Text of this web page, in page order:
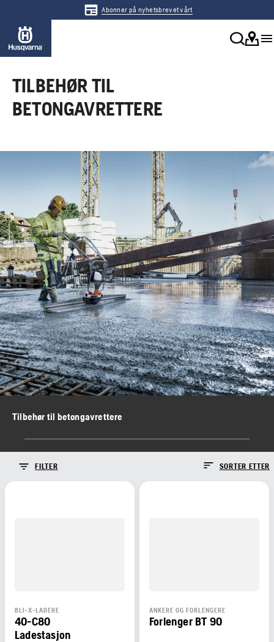
Abonner på nyhetsbrevet vårt
TILBEHØR TIL
BETONGAVRETTERE
Tilbehør til betongavrettere
FILTER SORTER ETTER
BLI-X-LADERE
40-C80
Ladestasjon
ANKERE OG FORLENGERE
Forlenger BT 90